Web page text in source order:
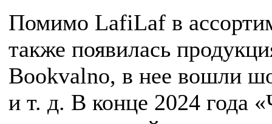
Помимо LafiLaf в
также появилась
Bookvalno, в нее вошли
и т. д. В конце 2024 года